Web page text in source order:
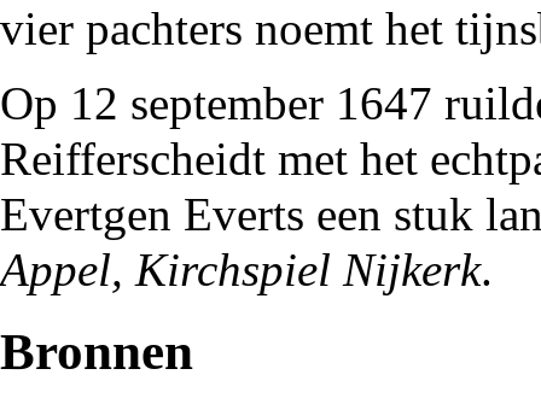
vier pachters noemt het
Op 12 september 1647
Reifferscheidt met het
Evertgen Everts een stuk
Appel, Kirchspiel Nijkerk.
Bronnen